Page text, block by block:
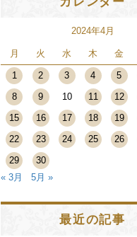
2024年4月
月 火 水 木 金
1 2 3 4 5
8
9 10 11 12
15
16 17 18 19
22
23 24 25 26
29
30
« 3月
5月 »
最近の記事